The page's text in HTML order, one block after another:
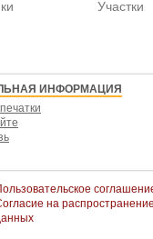
Участки
ИНФОРМАЦИЯ
на